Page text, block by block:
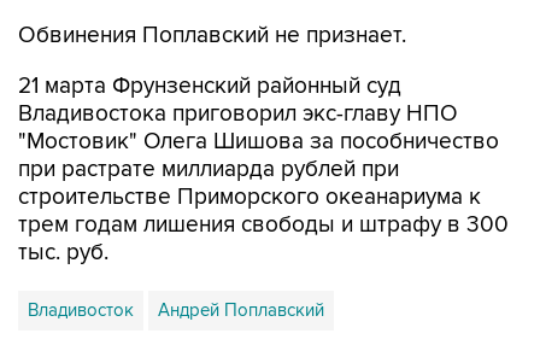
Обвинения Поплавский не признает.
21 марта Фрунзенский районный суд
Владивостока приговорил экс-главу НПО
"Мостовик" Олега Шишова за пособничество
при растрате миллиарда рублей при
строительстве Приморского океанариума к
трем годам лишения свободы и штрафу в 300
тыс. руб.
Владивосток Андрей Поплавский